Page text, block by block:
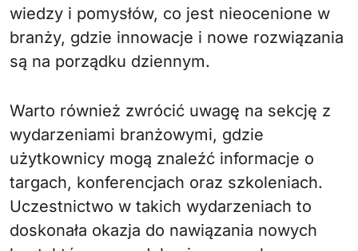
wiedzy i pomysłów, co jest nieocenione w
branży, gdzie innowacje i nowe rozwiązania
są na porządku dziennym.
Warto również zwrócić uwagę na sekcję z
wydarzeniami branżowymi, gdzie
użytkownicy mogą znaleźć informacje o
targach, konferencjach oraz szkoleniach.
Uczestnictwo w takich wydarzeniach to
doskonała okazja do nawiązania nowych